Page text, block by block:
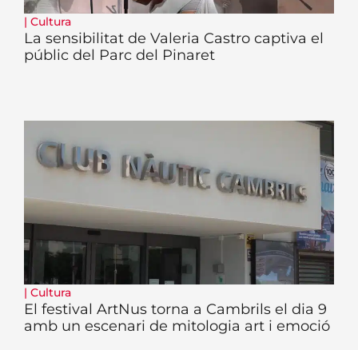
| Cultura
La sensibilitat de Valeria Castro captiva el
públic del Parc del Pinaret
| Cultura
El festival ArtNus torna a Cambrils el dia 9
amb un escenari de mitologia art i emoció